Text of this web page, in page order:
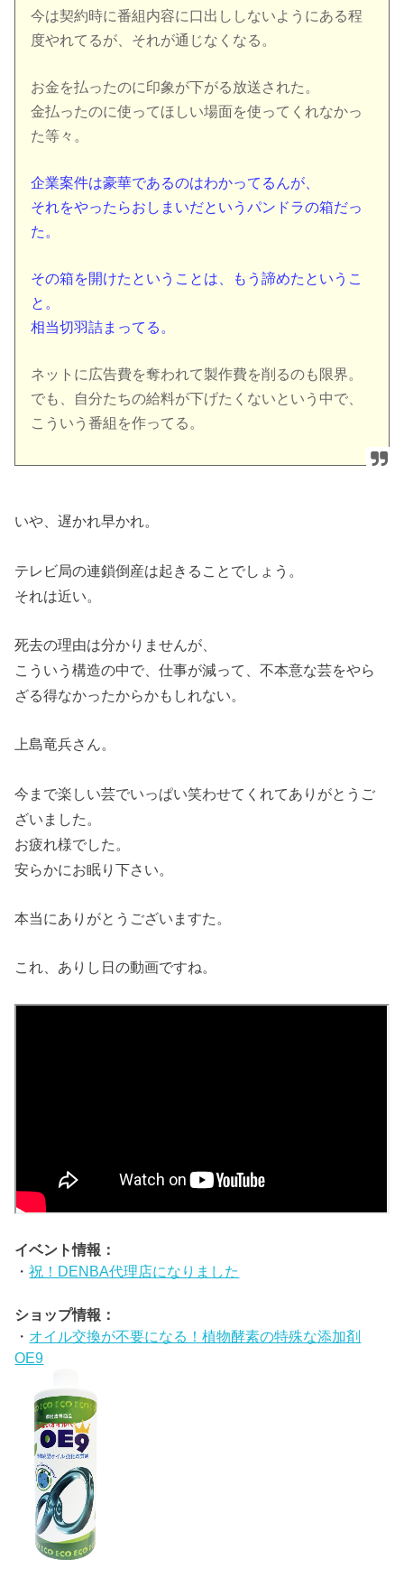
今は契約時に番組内容に口出ししないようにある程
度やれてるが、それが通じなくなる。
お金を払ったのに印象が下がる放送された。
金払ったのに使ってほしい場面を使ってくれなかっ
た等々。
企業案件は豪華であるのはわかってるんが、
それをやったらおしまいだというパンドラの箱だっ
た。
その箱を開けたということは、もう諦めたというこ
と。
相当切羽詰まってる。
ネットに広告費を奪われて製作費を削るのも限界。
でも、自分たちの給料が下げたくないという中で、
こういう番組を作ってる。
いや、遅かれ早かれ。
テレビ局の連鎖倒産は起きることでしょう。
それは近い。
死去の理由は分かりませんが、
こういう構造の中で、仕事が減って、不本意な芸をやら
ざる得なかったからかもしれない。
上島竜兵さん。
今まで楽しい芸でいっぱい笑わせてくれてありがとうご
ざいました。
お疲れ様でした。
安らかにお眠り下さい。
本当にありがとうございますた。
これ、ありし日の動画ですね。
イベント情報：
・祝！DENBA代理店になりました
ショップ情報：
・ オイル交換が不要になる！植物酵素の特殊な添加剤
OE9